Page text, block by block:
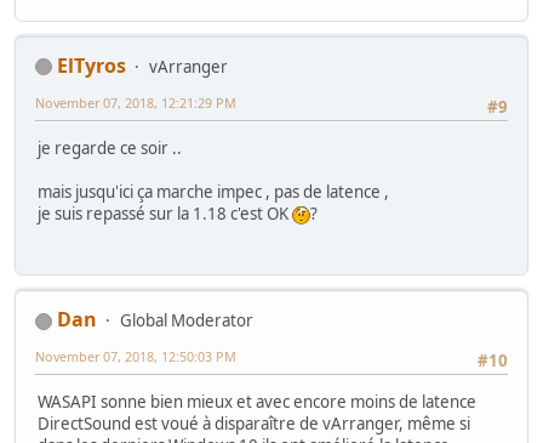
ElTyros
vArranger
#9
November 07, 2018, 12:21:29 PM
je regarde ce soir ..
mais jusqu'ici ça marche impec , pas de latence ,
je suis repassé sur la 1.18 c'est OK
?
Dan
Global Moderator
#10
November 07, 2018, 12:50:03 PM
WASAPI sonne bien mieux et avec encore moins de latence
DirectSound est voué à disparaître de vArranger, même si